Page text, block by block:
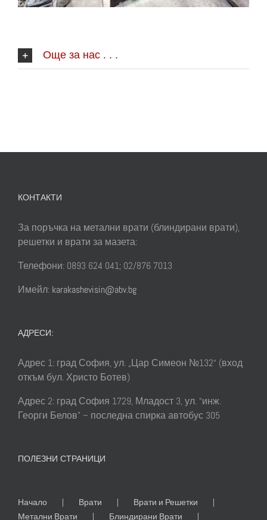
Още за нас . . .
КОНТАКТИ
За поръчка на метални врати (блиндирани врати),
решетки и врати за мазета:
Телефони: 0893 624 041; 02/876 7013
Имейл: karakashevisin@abv.bg
АДРЕСИ:
Адрес 1: град София, ул. „Цар Симеон №132“ (вход
откъм бул. Христо Ботев)
Адрес 2: град София 1729, Младост 3, ул. “инж.
Георги Белов” – последна спирка автобус 305
ПОЛЕЗНИ СТРАНИЦИ
Начало Врати
Врати и Решетки
Метални Врати
Блиндирани Врати